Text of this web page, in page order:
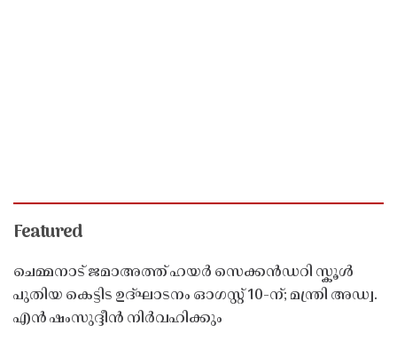
Featured
ചെമ്മനാട് ജമാഅത്ത് ഹയർ സെക്കൻഡറി സ്കൂൾ
പുതിയ കെട്ടിട ഉദ്ഘാടനം ഓഗസ്റ്റ് 10-ന്; മന്ത്രി അഡ്വ.
എൻ ഷംസുദ്ദീൻ നിർവഹിക്കും